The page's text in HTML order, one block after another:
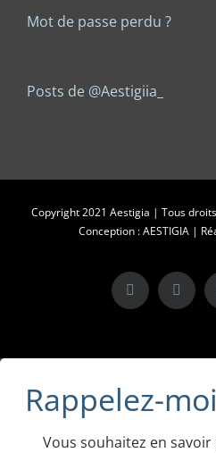
Mot de passe perdu ?
Posts de @Aestigiia_
Copyright 2021 Aestigia | Tous
Conception : AESTIGIA |
X
Rappelez-moi
Vous souhaitez en